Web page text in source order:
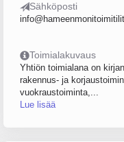
Sähköposti
Toimialakuvaus
Yhtiön toimialana on
rakennus- ja
vuokraustoiminta,...
Lue lisää